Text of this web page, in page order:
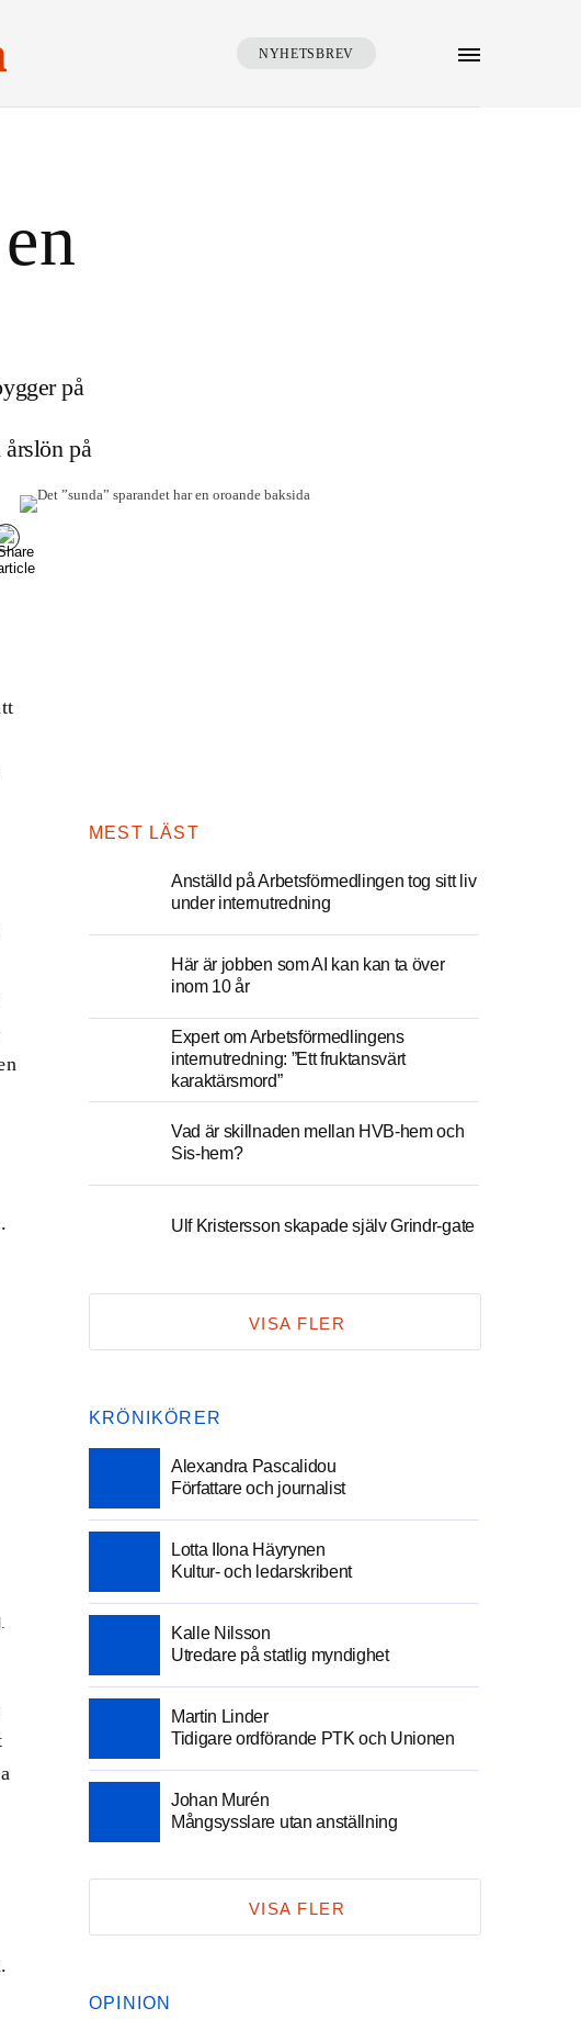
NYHETSBREV
på
på
MEST LÄST
Anställd på Arbetsförmedlingen tog sitt liv
under internutredning
Här är jobben som AI kan kan ta över
inom 10 år
Expert om Arbetsförmedlingens
internutredning: ”Ett fruktansvärt
karaktärsmord”
Vad är skillnaden mellan HVB-hem och
Sis-hem?
Ulf Kristersson skapade själv Grindr-gate
VISA FLER
KRÖNIKÖRER
Alexandra Pascalidou
Författare och journalist
Lotta Ilona Häyrynen
Kultur- och ledarskribent
Kalle Nilsson
Utredare på statlig myndighet
Martin Linder
Tidigare ordförande PTK och Unionen
Johan Murén
Mångsysslare utan anställning
VISA FLER
OPINION